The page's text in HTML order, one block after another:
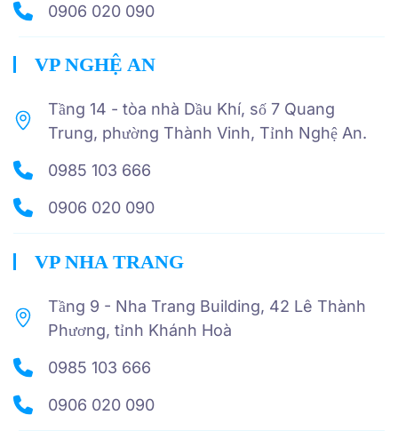
0906 020 090
VP NGHỆ AN
Tầng 14 - tòa nhà Dầu Khí, số 7 Quang
Trung, phường Thành Vinh, Tỉnh Nghệ An.
0985 103 666
0906 020 090
VP NHA TRANG
Tầng 9 - Nha Trang Building, 42 Lê Thành
Phương, tỉnh Khánh Hoà
0985 103 666
0906 020 090